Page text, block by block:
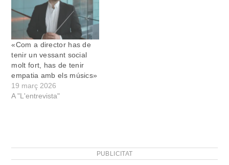
«Com a director has de
tenir un vessant social
molt fort, has de tenir
empatia amb els músics»
19 març 2026
A "L'entrevista"
PUBLICITAT